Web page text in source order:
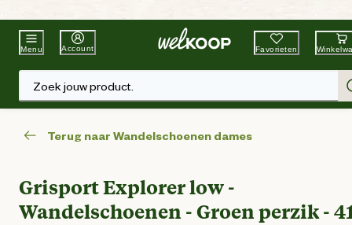
Beste WinkelketenTuin & Dier
Menu Account Favorieten
Zoek jouw product.
Terug naar Wandelschoenen dames
Grisport Explorer low -
Wandelschoenen - Groen perzik -